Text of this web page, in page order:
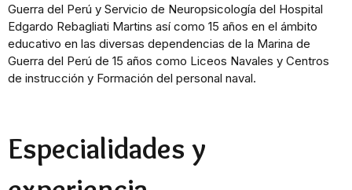
Guerra del Perú y Servicio de Neuropsicología del Hospital
Edgardo Rebagliati Martins así como 15 años en el ámbito
educativo en las diversas dependencias de la Marina de
Guerra del Perú de 15 años como Liceos Navales y Centros
de instrucción y Formación del personal naval.
Especialidades y